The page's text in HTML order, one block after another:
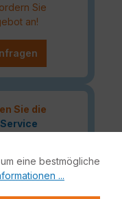
Sie
an!
Sie die
oder
sein!
eine bestmögliche
...